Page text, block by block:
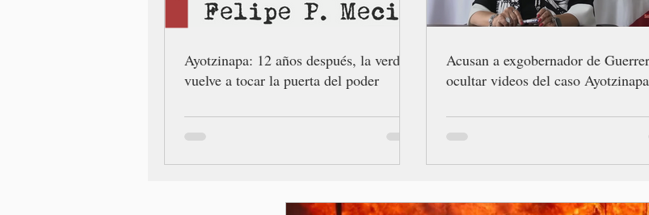
Ayotzinapa: 12 años después, la verdad
vuelve a tocar la puerta del poder
Acusan a exgobernador de
ocultar videos del caso Ayotzinapa